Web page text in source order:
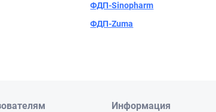
ФДП-Sinopharm
ФДП-Zuma
Информация